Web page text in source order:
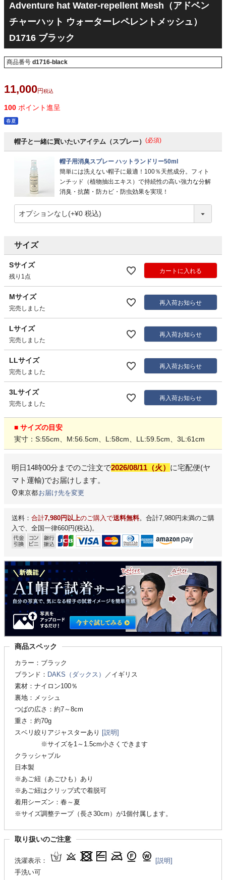
Adventure hat Water-repellent Mesh（アドベン
チャーハット ウォーターレペレントメッシュ）
D1716 ブラック
商品番号 d1716-black
11,000 税込
100 ポイント進呈
春夏
帽子と一緒に買いたいアイテム（スプレー） (必須)
帽子用消臭スプレー ハットランドリー50ml
簡単には洗えない帽子に最適！100％天然成分。フィト
ンチッド（植物抽出エキス）で持続性の高い強力な分解
消臭・抗菌・防カビ・防虫効果を実現！
サイズ
Sサイズ
残り1点
カートに入れる
Mサイズ
完売しました
再入荷お知らせ
Lサイズ
完売しました
再入荷お知らせ
LLサイズ
完売しました
再入荷お知らせ
3Lサイズ
完売しました
再入荷お知らせ
■ サイズの目安
実寸：S:55cm、M:56.5cm、L:58cm、LL:59.5cm、3L:61cm
明日14時00分 までのご注文で2026/08/11（火） に宅配便(ヤ
マト運輸)でお届けします。
東京都お届け先を変更
送料： 合計7,980円以上のご購入で送料無料。合計7,980円未満のご購
入で、全国一律660円(税込)。
商品スペック
カラー：ブラック
ブランド： DAKS（ダックス）
／イギリス
素材：ナイロン100％
裏地：メッシュ
つばの広さ：約7～8cm
重さ：約70g
スベリ絞りアジャスターあり [説明]
※サイズを1～1.5cm小さくできます
クラッシャブル
日本製
※あご紐（あごひも）あり
※あご紐はクリップ式で着脱可
着用シーズン：春～夏
※サイズ調整テープ（長さ30cm）が1個付属します。
取り扱いのご注意
洗濯表示：
[説明]
手洗い可